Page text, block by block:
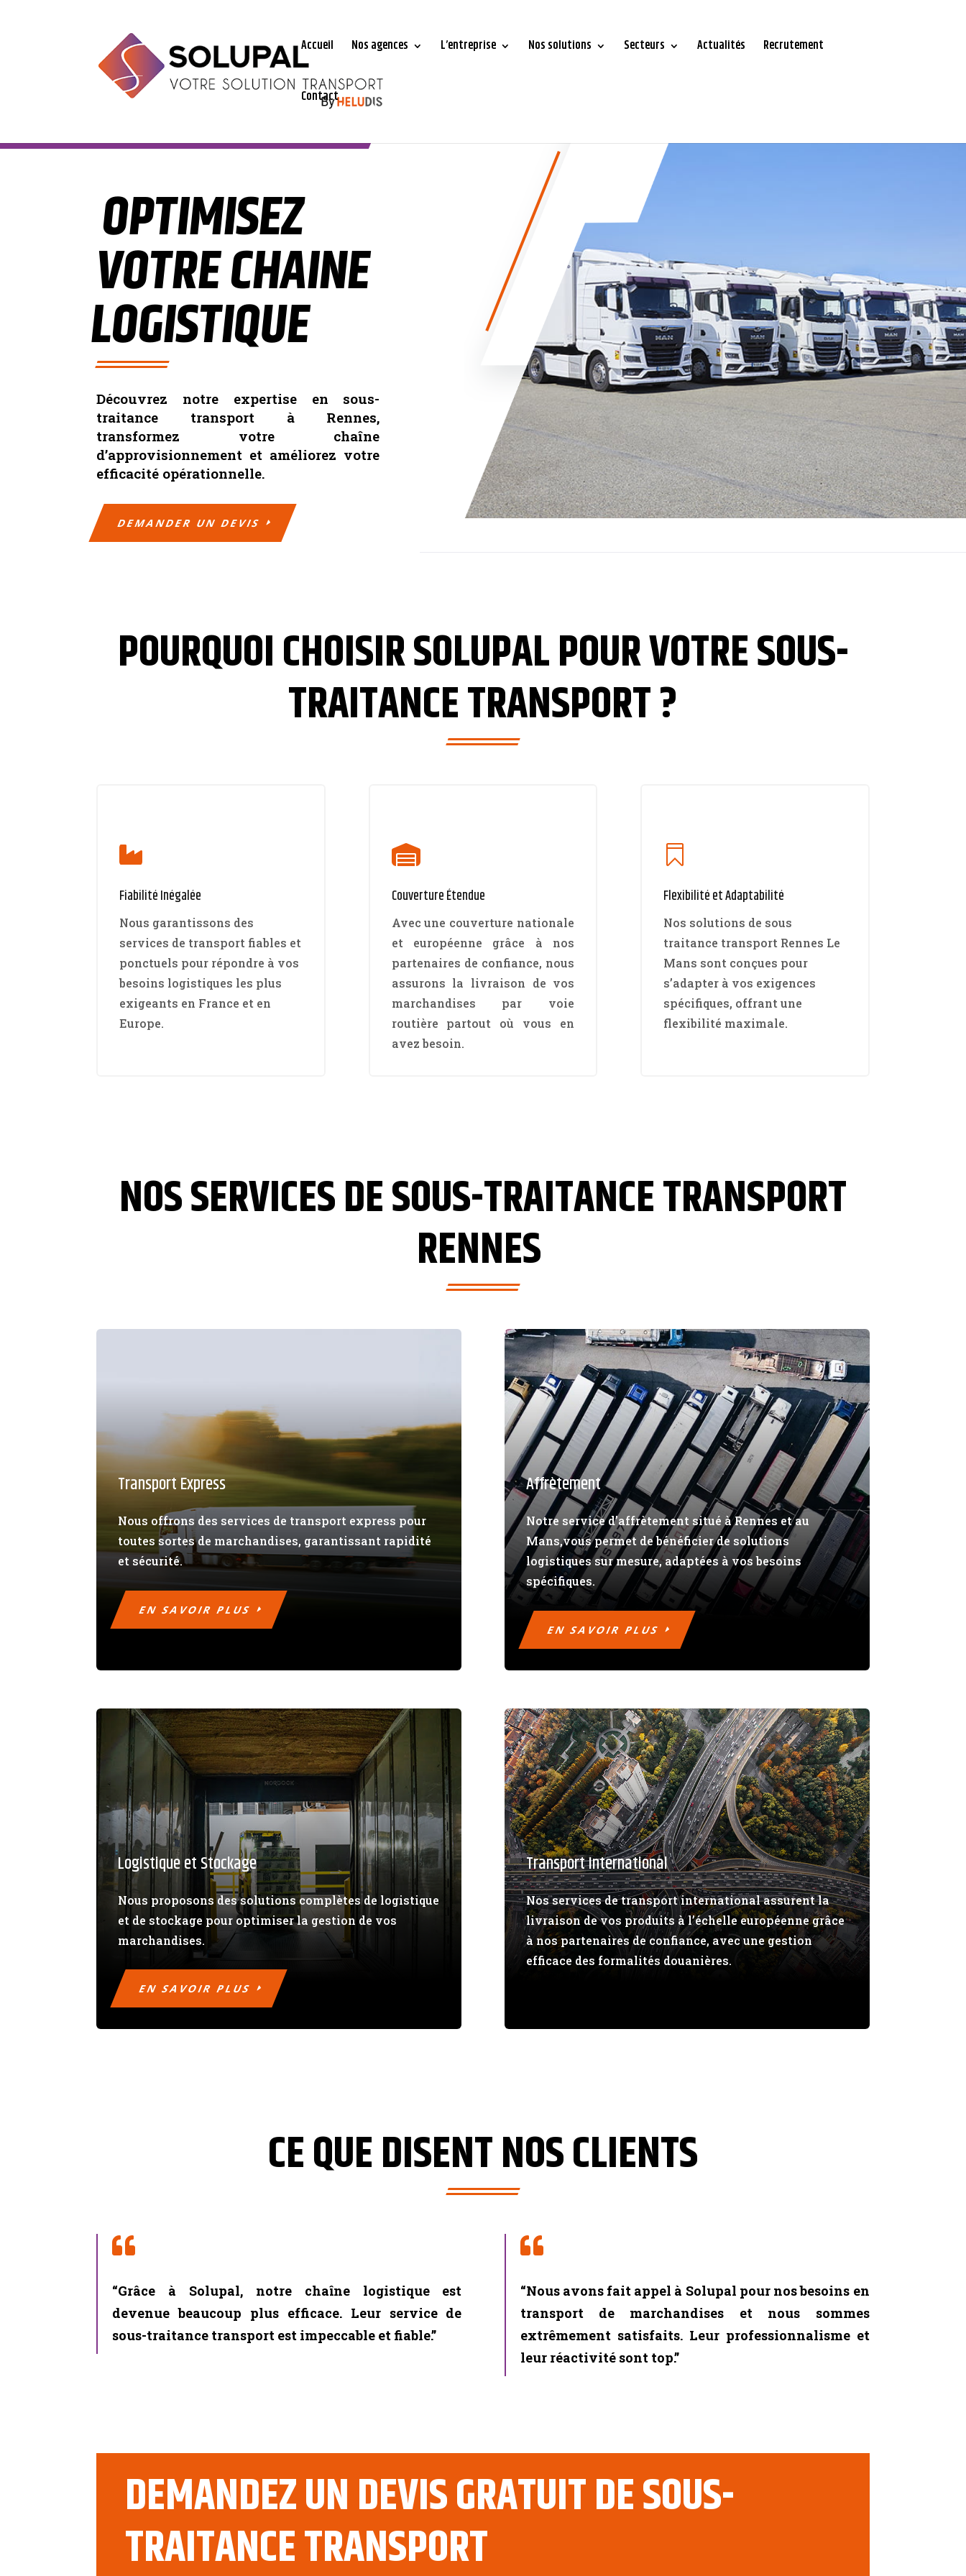
Accueil Nos agences L’entreprise Nos solutions Secteurs Actualités Recrutement
Contact
OPTIMISEZ
VOTRE CHAINE
LOGISTIQUE
Découvrez notre expertise en sous-
traitance transport à Rennes,
transformez votre chaîne
d’approvisionnement et améliorez votre
efficacité opérationnelle.
DEMANDER UN DEVIS
POURQUOI CHOISIR SOLUPAL POUR VOTRE SOUS-
TRAITANCE TRANSPORT ?

Fiabilité Inégalée
Nous garantissons des
services de transport fiables et
ponctuels pour répondre à vos
besoins logistiques les plus
exigeants en France et en
Europe.

Couverture Étendue
Avec une couverture nationale
et européenne grâce à nos
partenaires de confiance, nous
assurons la livraison de vos
marchandises par voie
routière partout où vous en
avez besoin.

Flexibilité et Adaptabilité
Nos solutions de sous
traitance transport Rennes Le
Mans sont conçues pour
s’adapter à vos exigences
spécifiques, offrant une
flexibilité maximale.
NOS SERVICES DE SOUS-TRAITANCE TRANSPORT
RENNES
Transport Express
Nous offrons des services de transport express pour
toutes sortes de marchandises, garantissant rapidité
et sécurité.
EN SAVOIR PLUS
Affrètement
Notre service d’affrètement situé à Rennes et au
Mans,vous permet de bénéficier de solutions
logistiques sur mesure, adaptées à vos besoins
spécifiques.
EN SAVOIR PLUS
Logistique et Stockage
Nous proposons des solutions complètes de logistique
et de stockage pour optimiser la gestion de vos
marchandises.
EN SAVOIR PLUS
Transport International
Nos services de transport international assurent la
livraison de vos produits à l’échelle européenne grâce
à nos partenaires de confiance, avec une gestion
efficace des formalités douanières.
CE QUE DISENT NOS CLIENTS

“Grâce à Solupal, notre chaîne logistique est
devenue beaucoup plus efficace. Leur service de
sous-traitance transport est impeccable et fiable.”

“Nous avons fait appel à Solupal pour nos besoins en
transport de marchandises et nous sommes
extrêmement satisfaits. Leur professionnalisme et
leur réactivité sont top.”
DEMANDEZ UN DEVIS GRATUIT DE SOUS-
TRAITANCE TRANSPORT